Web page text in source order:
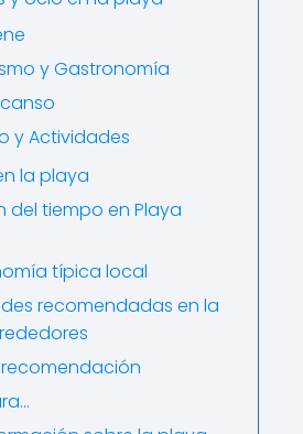
y Gastronomía
y Actividades
la playa
del tiempo en Playa
típica local
recomendadas en la